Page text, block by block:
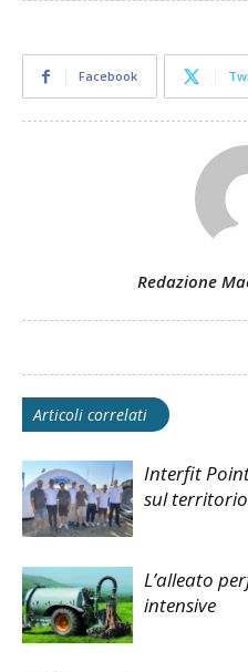
Facebook
Redazione
Articoli correlati
Interfit
sul
L’alleato
intensive